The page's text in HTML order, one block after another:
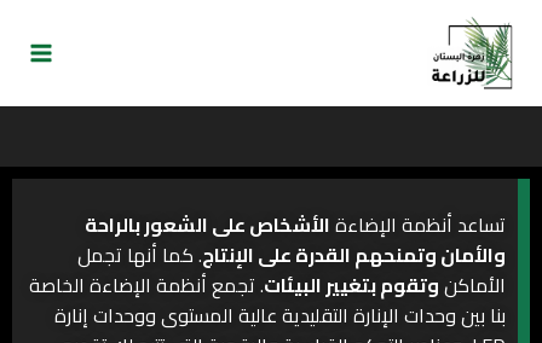
تساعد أنظمة الإضاءةالأشخاص على الشعور بالراحة
والأمان وتمنحهم القدرة على الإنتاج. كما أنها تجمل
الأماكنوتقوم بتغيير البيئات. تجمع أنظمة الإضاءة الخاصة
بنا بين وحدات الإنارة التقليدية عالية المستوى ووحدات إنارة